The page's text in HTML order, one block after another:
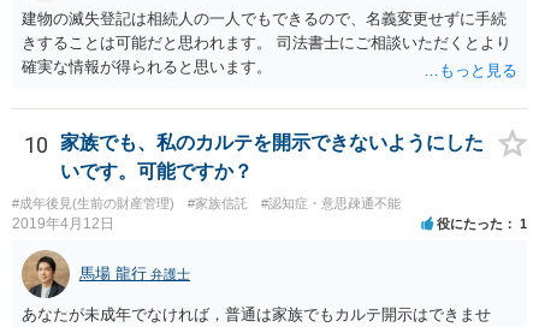
建物の滅失登記は相続人の一人でもできるので、名義変更せずに手続
きすることは可能だと思われます。 司法書士にご相談いただくとより
確実な情報が得られると思います。
10
家族でも、私のカルテを開示できないようにした
いです。可能ですか？
#成年後見(生前の財産管理) #家族信託 #認知症・意思疎通不能
2019年4月12日 役にたった 1
馬場 龍行 弁護士
あなたが未成年でなければ，普通は家族でもカルテ開示はできませ